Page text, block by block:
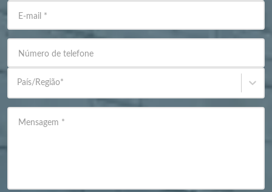
E-mail *
Número de telefone
País/Região*
Mensagem *